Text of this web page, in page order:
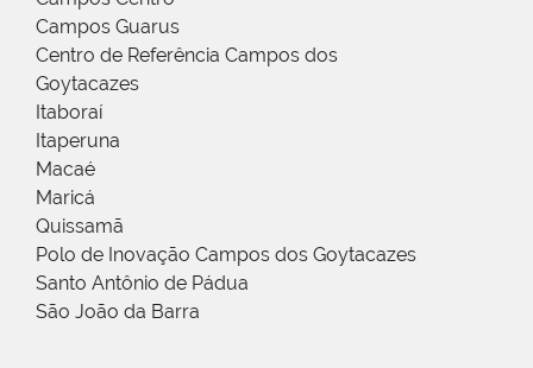
Campos Guarus
Centro de Referência Campos dos
Goytacazes
Itaboraí
Itaperuna
Macaé
Maricá
Quissamã
Polo de Inovação Campos dos Goytacazes
Santo Antônio de Pádua
São João da Barra